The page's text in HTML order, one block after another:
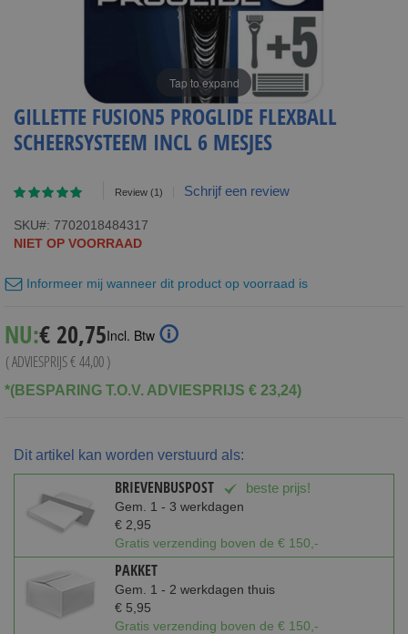
Tap to expand
GILLETTE FUSION5 PROGLIDE FLEXBALL
SCHEERSYSTEEM INCL 6 MESJES
Waardering:
Review (1) Schrijf een review
SKU
7702018484317
NIET OP VOORRAAD
Informeer mij wanneer dit product op voorraad is
NU: Special
Price
€ 20,75Incl. Btw
( ADVIESPRIJS€ 44,00)
*(BESPARING T.O.V. ADVIESPRIJS € 23,24)
Dit artikel kan worden verstuurd als:
BRIEVENBUSPOST beste prijs!
Gem. 1 - 3 werkdagen
€ 2,95
Gratis verzending boven de € 150,-
PAKKET
Gem. 1 - 2 werkdagen thuis
€ 5,95
Gratis verzending boven de € 150,-